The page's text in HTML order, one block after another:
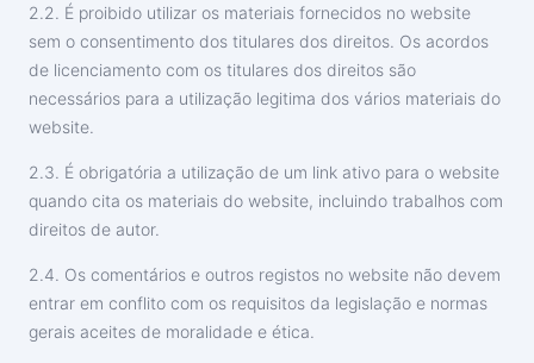
2.2. É proibido utilizar os materiais fornecidos no website
sem o consentimento dos titulares dos direitos. Os acordos
de licenciamento com os titulares dos direitos são
necessários para a utilização legitima dos vários materiais do
website.
2.3. É obrigatória a utilização de um link ativo para o website
quando cita os materiais do website, incluindo trabalhos com
direitos de autor.
2.4. Os comentários e outros registos no website não devem
entrar em conflito com os requisitos da legislação e normas
gerais aceites de moralidade e ética.